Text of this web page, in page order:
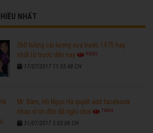
NHẤT
260 tuồng cải lương xưa trước 1975 hay
nhất từ trước đến nay
96202
17/07/2017 11:33:48 CH
Mr. Đàm, Hồ Ngọc Hà quyết add facebook
nhau vì tin đồn đã nghỉ chơi
76303
31/07/2017 5:03:06 CH